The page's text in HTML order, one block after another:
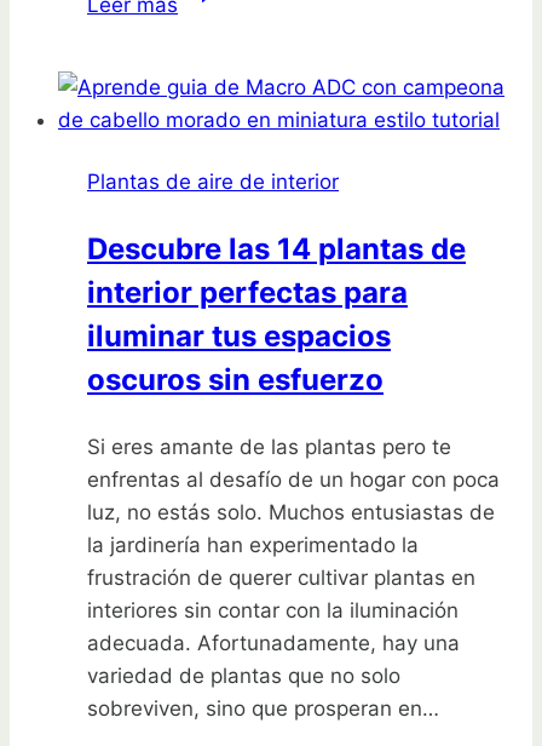
violetas
africanas
casa:
completa!
Plantas de aire de interior
Descubre las 14 plantas de
interior perfectas para
iluminar tus espacios
oscuros sin esfuerzo
Si eres amante de las plantas pero te
enfrentas al desafío de un hogar con poca
luz, no estás solo. Muchos entusiastas de
la jardinería han experimentado la
frustración de querer cultivar plantas en
interiores sin contar con la iluminación
adecuada. Afortunadamente, hay una
variedad de plantas que no solo
sobreviven, sino que prosperan en…